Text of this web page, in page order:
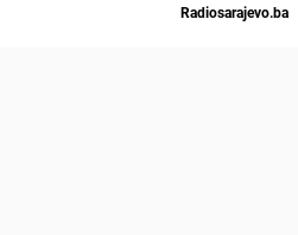
Radiosarajevo.ba